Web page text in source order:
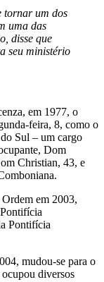
tornar um dos
uma das
disse que
seu ministério
em 1977, o
feira, 8, como o
Sul – um cargo
Dom
Christian, 43, e
em 2003,
Pontifícia
mudou-se para o
diversos